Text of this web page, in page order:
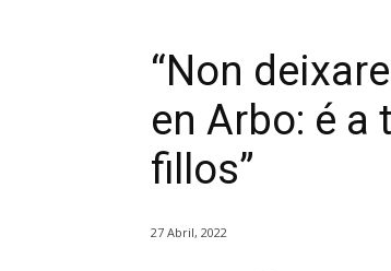
“Non
en Arbo: é a
fillos”
27 Abril, 2022